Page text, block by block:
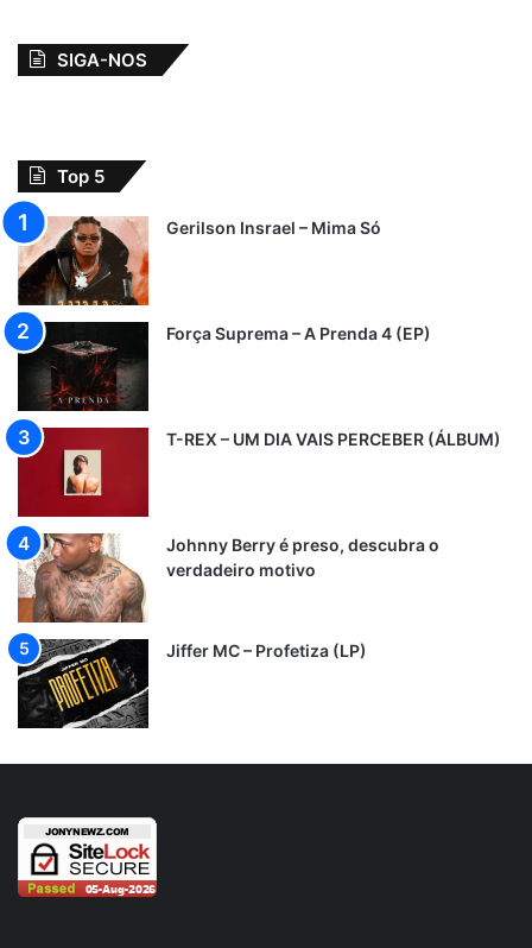
SIGA-NOS
Top 5
Gerilson Insrael – Mima Só
Força Suprema – A Prenda 4 (EP)
T-REX – UM DIA VAIS PERCEBER (ÁLBUM)
Johnny Berry é preso, descubra o
verdadeiro motivo
Jiffer MC – Profetiza (LP)